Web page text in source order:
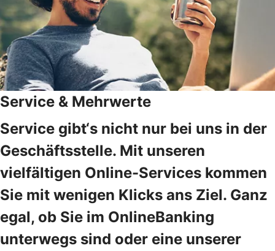
Service & Mehrwerte
Service gibt‘s nicht nur bei uns in der
Geschäftsstelle. Mit unseren
vielfältigen Online-Services kommen
Sie mit wenigen Klicks ans Ziel. Ganz
egal, ob Sie im OnlineBanking
unterwegs sind oder eine unserer